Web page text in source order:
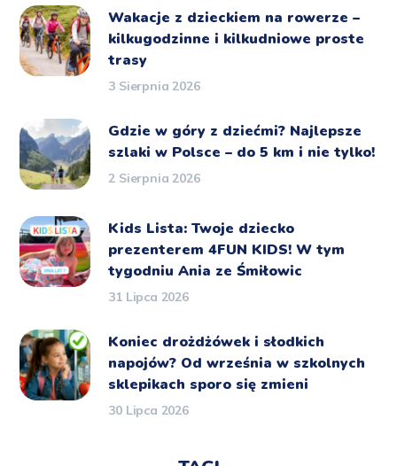
Wakacje z dzieckiem na rowerze –
kilkugodzinne i kilkudniowe proste
trasy
3 Sierpnia 2026
Gdzie w góry z dziećmi? Najlepsze
szlaki w Polsce – do 5 km i nie tylko!
2 Sierpnia 2026
Kids Lista: Twoje dziecko
prezenterem 4FUN KIDS! W tym
tygodniu Ania ze Śmiłowic
31 Lipca 2026
Koniec drożdżówek i słodkich
napojów? Od września w szkolnych
sklepikach sporo się zmieni
30 Lipca 2026